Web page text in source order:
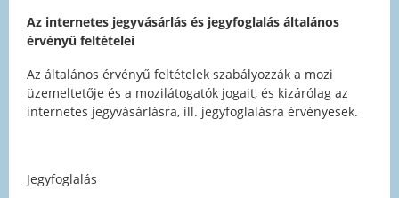
Az internetes jegyvásárlás és jegyfoglalás általános
érvényű feltételei
Az általános érvényű feltételek szabályozzák a mozi
üzemeltetője és a mozilátogatók jogait, és kizárólag az
internetes jegyvásárlásra, ill. jegyfoglalásra érvényesek.
Jegyfoglalás